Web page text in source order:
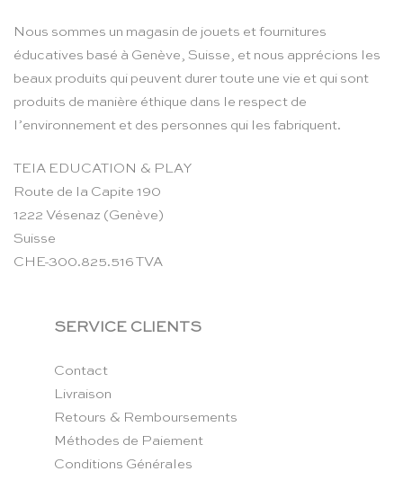
Nous sommes un magasin de jouets et fournitures
éducatives basé à Genève, Suisse, et nous apprécions les
beaux produits qui peuvent durer toute une vie et qui sont
produits de manière éthique dans le respect de
l’environnement et des personnes qui les fabriquent.
TEIA EDUCATION & PLAY
Route de la Capite 190
1222 Vésenaz (Genève)
Suisse
CHE-300.825.516 TVA
SERVICE CLIENTS
Contact
Livraison
Retours & Remboursements
Méthodes de Paiement
Conditions Générales